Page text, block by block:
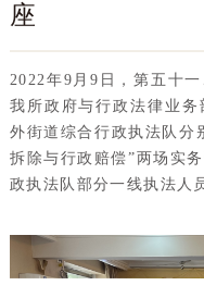
座
2022年9月9日，第五十
我所政府与行政法律业
外街道综合行政执法队分
拆除与行政赔偿”两场实
政执法队部分一线执法人